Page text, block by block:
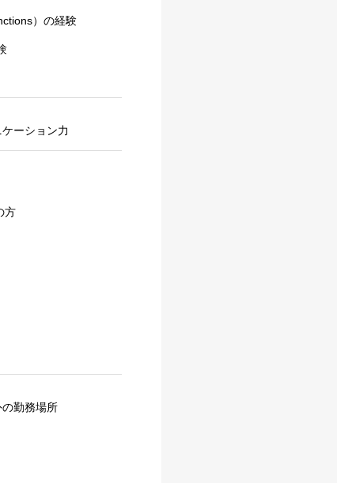
）の経験
ーション力
方
の勤務場所